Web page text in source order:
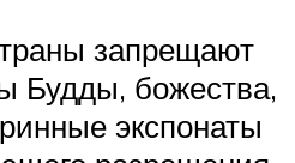
запрещают
Будды, божества,
экспонаты